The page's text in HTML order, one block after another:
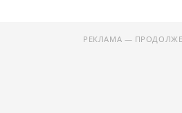
РЕКЛАМА —